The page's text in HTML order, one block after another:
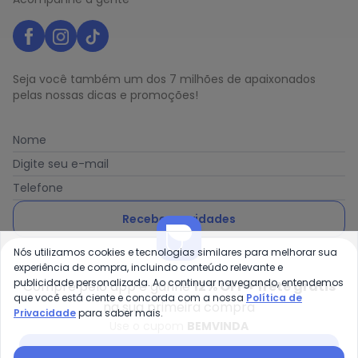
Seja você também um dos 7 milhões de apaixonados
pelas nossas dicas e promoções!
Nome
Digite seu e-mail
Telefone
Receber novidades
Ao enviar o cadastro, você concorda com a nossa Política
de Privacidade
Posthaus é uma marca da Posthaus Ltda / CNPJ:
Compre pelo app e ganhe12% OFF + frete grátis
na sua primeira compra
Nós utilizamos cookies e tecnologias similares para melhorar sua
experiência de compra, incluindo conteúdo relevante e
publicidade personalizada. Ao continuar navegando, entendemos
que você está ciente e concorda com a nossa Política de
Privacidadepara saber mais.